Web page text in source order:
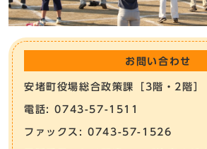
お問い合わせ
安堵町役場総合政策課［3階・2階］
電話: 0743-57-1511
ファックス: 0743-57-1526